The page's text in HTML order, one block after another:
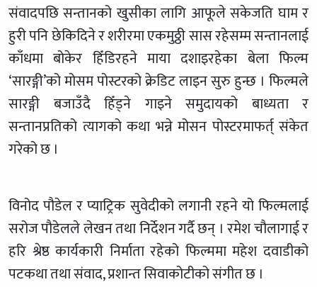
संवादपछि सन्तानको खुसीका लागि आफूले सकेजति घाम र
हुरी पनि छेकिदिने र शरीरमा एकमुठ्ठी सास रहेसम्म सन्तानलाई
काँधमा बोकेर हिँडिरहने माया दशाइरहेका बेला फिल्म
‘सारङ्गी’को मोसम पोस्टरको क्रेडिट लाइन सुरु हुन्छ । फिल्मले
सारङ्गी बजाउँदै हिँड्ने गाइने समुदायको बाध्यता र
सन्तानप्रतिको त्यागको कथा भन्ने मोसन पोस्टरमाफर्त् संकेत
गरेको छ ।
विनोद पौडेल र प्याट्रिक सुवेदीको लगानी रहने यो फिल्मलाई
सरोज पौडेलले लेखन तथा निर्देशन गर्दै छन् । रमेश चौलागाई र
हरि श्रेष्ठ कार्यकारी निर्माता रहेको फिल्ममा महेश दवाडीको
पटकथा तथा संवाद, प्रशान्त सिवाकोटीको संगीत छ ।